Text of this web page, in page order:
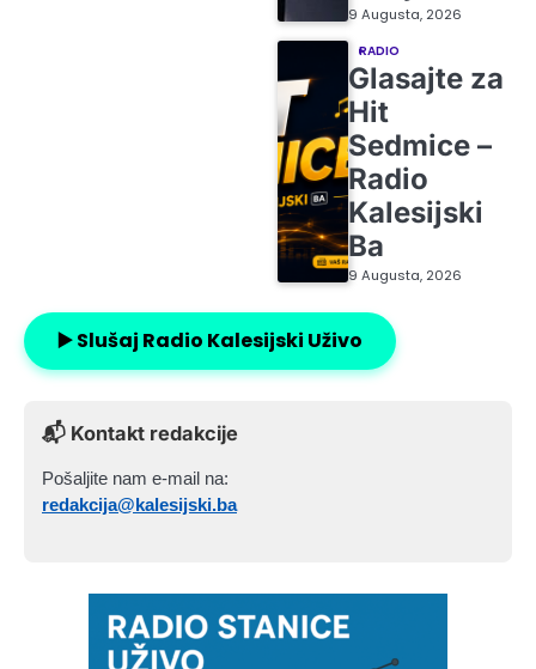
9 Augusta, 2026
RADIO
Glasajte za
Hit
Sedmice –
Radio
Kalesijski
Ba
9 Augusta, 2026
▶️ Slušaj Radio Kalesijski Uživo
📬 Kontakt redakcije
Pošaljite nam e-mail na:
redakcija@kalesijski.ba